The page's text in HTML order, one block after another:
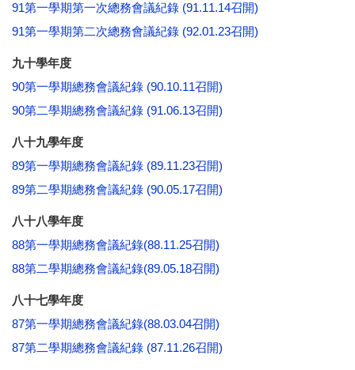
91第一學期第一次總務會議紀錄 (91.11.14召開)
91第一學期第二次總務會議紀錄 (92.01.23召開)
九十學年度
90第一學期總務會議紀錄 (90.10.11召開)
90第二學期總務會議紀錄 (91.06.13召開)
八十九學年度
89第一學期總務會議紀錄 (89.11.23召開)
89第二學期總務會議紀錄 (90.05.17召開)
八十八學年度
88第一學期總務會議紀錄(88.11.25召開)
88第二學期總務會議紀錄(89.05.18召開)
八十七學年度
87第一學期總務會議紀錄(88.03.04召開)
87第二學期總務會議紀錄 (87.11.26召開)